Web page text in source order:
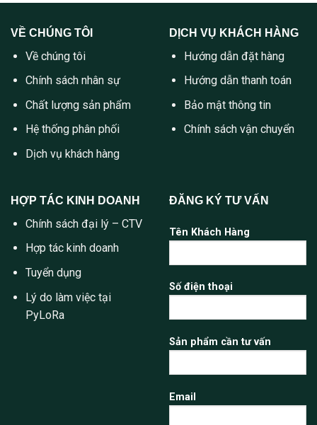
VỀ CHÚNG TÔI
Về chúng tôi
Chính sách nhân sự
Chất lượng sản phẩm
Hệ thống phân phối
Dịch vụ khách hàng
DỊCH VỤ KHÁCH HÀNG
Hướng dẫn đặt hàng
Hướng dẫn thanh toán
Bảo mật thông tin
Chính sách vận chuyển
HỢP TÁC KINH DOANH
Chính sách đại lý – CTV
Hợp tác kinh doanh
Tuyển dụng
Lý do làm việc tại
PyLoRa
ĐĂNG KÝ TƯ VẤN
Tên Khách Hàng
Số điện thoại
Sản phẩm cần tư vấn
Email